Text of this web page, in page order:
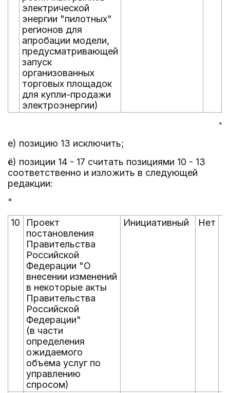
электрической
энергии "пилотных"
регионов для
апробации модели,
предусматривающей
запуск
организованных
торговых площадок
для купли-продажи
электроэнергии)
"
е) позицию 13 исключить;
ё) позиции 14 - 17 считать позициями 10 - 13
соответственно и изложить в следующей
редакции:
"
10
Проект
постановления
Правительства
Российской
Федерации "О
внесении изменений
в некоторые акты
Правительства
Российской
Федерации"
(в части
определения
ожидаемого
объема услуг по
управлению
спросом)
Инициативный Нет